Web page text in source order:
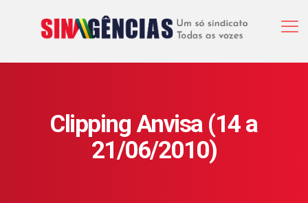
Clipping Anvisa (14 a
21/06/2010)